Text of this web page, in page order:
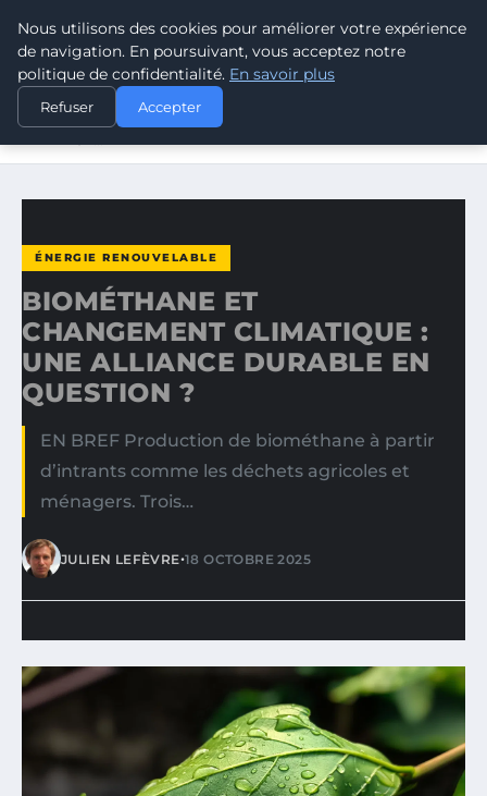
CLIMATE RESPONSE BLOG
ACCUEIL
ÉNERGIE RENOUVELABLE
BIOMÉTHANE ET CHANGEMENT CLIMATIQUE : UNE
ÉNERGIE RENOUVELABLE
BIOMÉTHANE ET
CHANGEMENT CLIMATIQUE :
UNE ALLIANCE DURABLE EN
QUESTION ?
EN BREF Production de biométhane à partir
d’intrants comme les déchets agricoles et
ménagers. Trois…
JULIEN LEFÈVRE•18 OCTOBRE 2025
Nous utilisons des cookies pour améliorer votre expérience
de navigation. En poursuivant, vous acceptez notre
politique de confidentialité. En savoir plus
Refuser Accepter